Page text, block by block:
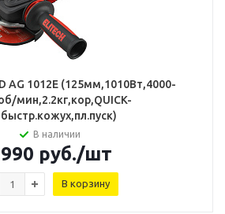
AG 1012E (125мм,1010Вт,4000-
мин,2.2кг,кор,QUICK-
В наличии
руб./шт
В корзину